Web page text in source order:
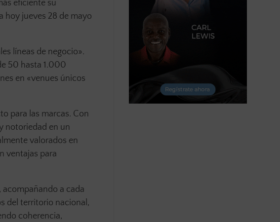
eficiente su
hoy jueves 28 de mayo
líneas de negocio».
50 hasta 1.000
en «venues únicos
para las marcas. Con
notoriedad en un
valorados en
ventajas para
acompañando a cada
del territorio nacional,
coherencia,